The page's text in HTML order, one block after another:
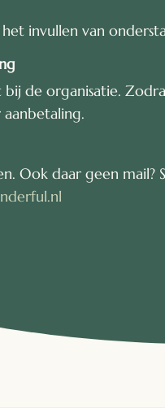
invullen van
de organisatie.
Ook daar geen mail?